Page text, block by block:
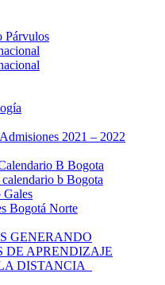
Párvulos
2021 – 2022
B Bogota
b Bogota
Bogotá Norte
GENERANDO
DE APRENDIZAJE
DISTANCIA